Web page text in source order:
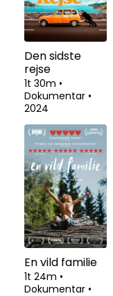
Den sidste
rejse
1t 30m •
Dokumentar •
2024
En vild familie
1t 24m •
Dokumentar •